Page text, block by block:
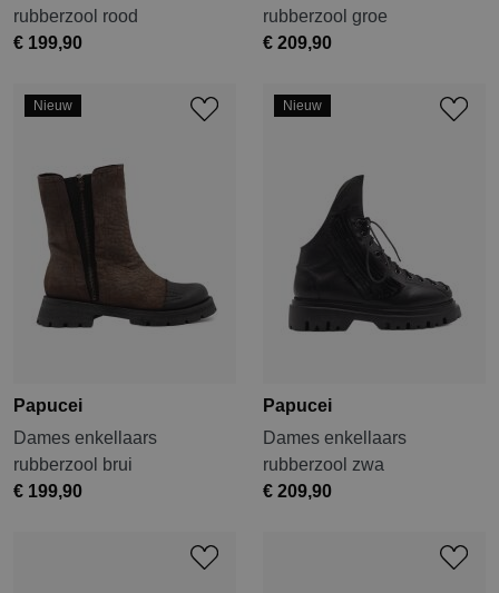
rubberzool rood
€ 199,90
rubberzool groe
€ 209,90
Nieuw
Papucei
Dames enkellaars
rubberzool brui
€ 199,90
Nieuw
Papucei
Dames enkellaars
rubberzool zwa
€ 209,90